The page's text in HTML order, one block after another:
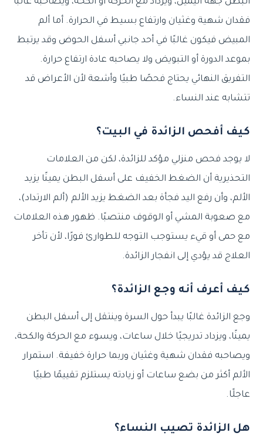
البطن جهة اليمين، ويزداد مع الحركة أو الكحة، ويصاحبه غالبًا
فقدان شهية وغثيان وارتفاع بسيط في الحرارة. أما ألم
المبيض فيكون غالبًا في أحد جانبي أسفل الحوض وقد يرتبط
بموعد الدورة أو التبويض ولا يصاحبه عادة ارتفاع حرارة.
التفريق النهائي يحتاج فحصًا طبيًا وأشعة لأن الأعراض قد
تتشابه عند النساء.
كيف أفحص الزائدة في البيت؟
لا يوجد فحص منزلي مؤكد للزائدة، لكن من العلامات
التحذيرية أن الضغط الخفيف على أسفل البطن يمينًا يزيد
الألم، وأن رفع اليد فجأة بعد الضغط يزيد الألم (ألم الارتداد)،
مع صعوبة المشي أو الوقوف منتصبًا. ظهور هذه العلامات
مع حمى أو قيء يستوجب التوجه للطوارئ فورًا، لأن تأخر
العلاج قد يؤدي إلى انفجار الزائدة.
كيف أعرف أنه وجع الزائدة؟
وجع الزائدة غالبًا يبدأ حول السرة وينتقل إلى أسفل البطن
يمينًا، ويزداد تدريجيًا خلال ساعات، ويسوء مع الحركة والكحة،
ويصاحبه فقدان شهية وغثيان وربما حرارة خفيفة. استمرار
الألم أكثر من بضع ساعات أو زيادته يستلزم تقييمًا طبيًا
عاجلًا.
هل الزائدة تصيب النساء؟